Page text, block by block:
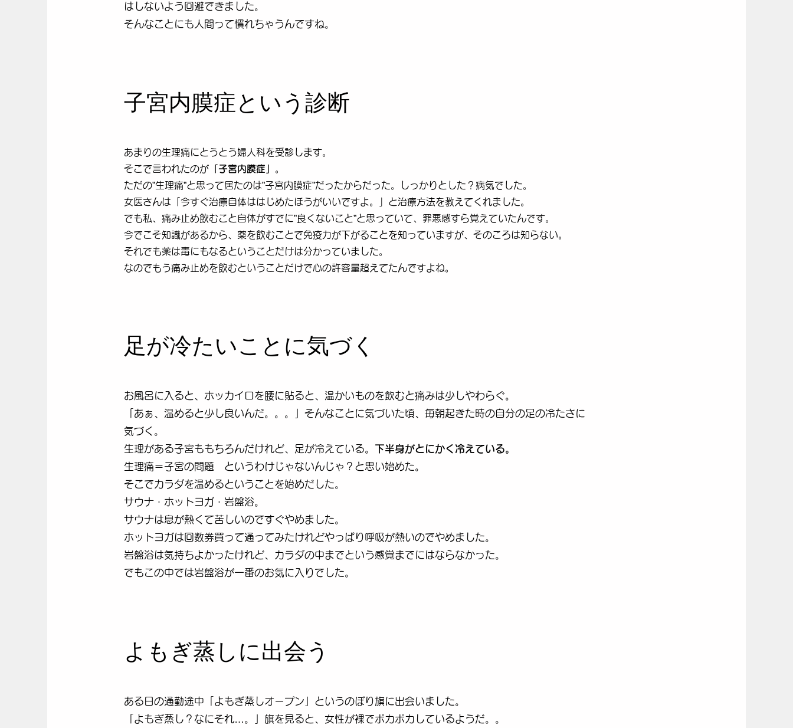
はしないよう回避できました。
​そんなことにも人間って慣れちゃうんですね。
子宮内膜症という診断
​あまりの生理痛にとうとう婦人科を受診します。
そこで言われたのが 「子宮内膜症」
。
ただの”生理痛”と思って居たのは”子宮内膜症”だったからだった。しっかりとした？病気でした。
女医さんは「今すぐ治療自体ははじめたほうがいいですよ。」と治療方法を教えてくれました。
でも私、痛み止め飲むこと自体がすでに”良くないこと”と思っていて、罪悪感すら覚えていたんです。
今でこそ知識があるから、薬を飲むことで免疫力が下がることを知っていますが、そのころは知らない。
それでも薬は毒にもなるということだけは分かっていました。
​なのでもう痛み止めを飲むということだけで心の許容量超えてたんですよね。
​足が冷たいことに気づく
お風呂に入ると、ホッカイロを腰に貼ると、温かいものを飲むと痛みは少しやわらぐ。
「あぁ、温めると少し良いんだ。。。」そんなことに気づいた頃、毎朝起きた時の自分の足の冷たさに
気づく。
生理がある子宮ももちろんだけれど、足が冷えている。 下半身がとにかく冷えている。
生理痛＝子宮の問題 というわけじゃないんじゃ？と思い始めた。
そこでカラダを温めるということを始めだした。
サウナ・ホットヨガ・岩盤浴。
サウナは息が熱くて苦しいのですぐやめました。
ホットヨガは回数券買って通ってみたけれどやっぱり呼吸が熱いのでやめました。
岩盤浴は気持ちよかったけれど、カラダの中までという感覚までにはならなかった。
でも​この中では岩盤浴が一番のお気に入りでした。
よもぎ蒸しに出会う
ある日の通勤途中「よもぎ蒸しオープン」というのぼり旗に出会いました。
「よもぎ蒸し？なにそれ…。」旗を見ると、女性が裸でポカポカしているようだ。。